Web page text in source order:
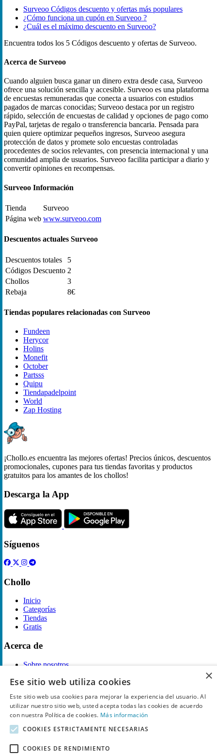
Surveoo Códigos descuento y ofertas más populares
¿Cómo funciona un cupón en Surveoo ?
¿Cuál es el máximo descuento en Surveoo?
Encuentra todos los 5 Códigos descuento y ofertas de Surveoo.
Acerca de Surveoo
Cuando alguien busca ganar un dinero extra desde casa, Surveoo
ofrece una solución sencilla y accesible. Surveoo es una plataforma
de encuestas remuneradas que conecta a usuarios con estudios
pagados de marcas conocidas; Surveoo destaca por un registro
rápido, selección de encuestas de calidad y opciones de pago como
PayPal, tarjetas de regalo o transferencia bancaria. Pensada para
quien quiere optimizar pequeños ingresos, Surveoo asegura
protección de datos y promete solo encuestas controladas
procedentes de socios relevantes, con presencia internacional y una
comunidad amplia de usuarios. Surveoo facilita participar a diario y
convertir opiniones en recompensas.
Surveoo Información
Tienda
Surveoo
Página web www.surveoo.com
Descuentos actuales Surveoo
Descuentos totales
5
Códigos Descuento 2
Chollos
3
Rebaja
8€
Tiendas populares relacionadas con Surveoo
Fundeen
Herycor
Holins
Monefit
October
Partsss
Quipu
Tiendapadelpoint
World
Zap Hosting
¡Chollo.es encuentra las mejores ofertas! Precios únicos, descuentos
promocionales, cupones para tus tiendas favoritas y productos
gratuitos para los amantes de los chollos!
Descarga la App
Síguenos
Chollo
Inicio
Categorías
Tiendas
Gratis
Acerca de
Sobre nosotros
Reglas de publicación
Información legal
Privacidad
Declaración de cookies
Descargo de Responsabilidad
×
Ese sitio web utiliza cookies
Este sitio web usa cookies para mejorar la experiencia del usuario. Al
utilizar nuestro sitio web, usted acepta todas las cookies de acuerdo
con nuestra Política de cookies. Más información
COOKIES ESTRICTAMENTE NECESARIAS
COOKIES DE RENDIMIENTO